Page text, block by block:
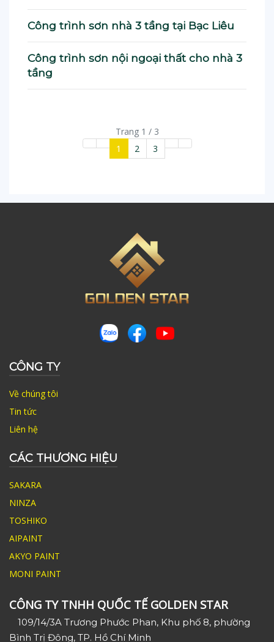
Công trình sơn nhà 3 tầng tại Bạc Liêu
Công trình sơn nội ngoại thất cho nhà 3
tầng
1 2 3
Trang 1 / 3
CÔNG TY
Về chúng tôi
Tin tức
Liên hệ
CÁC THƯƠNG HIỆU
SAKARA
NINZA
TOSHIKO
AIPAINT
AKYO PAINT
MONI PAINT
CÔNG TY TNHH QUỐC TẾ GOLDEN STAR
109/14/3A Trương Phước Phan, Khu phố 8, phường
Bình Trị Đông, TP. Hồ Chí Minh